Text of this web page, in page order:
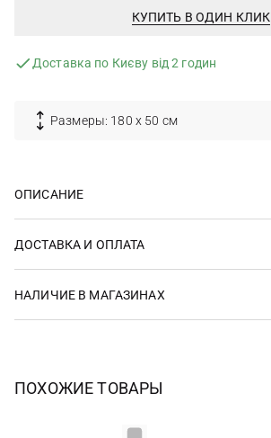
КУПИТЬ В ОДИН КЛИК
Доставка по Києву від 2 годин
Размеры: 180 х 50 см
ОПИСАНИЕ
ДОСТАВКА И ОПЛАТА
НАЛИЧИЕ В МАГАЗИНАХ
ПОХОЖИЕ ТОВАРЫ